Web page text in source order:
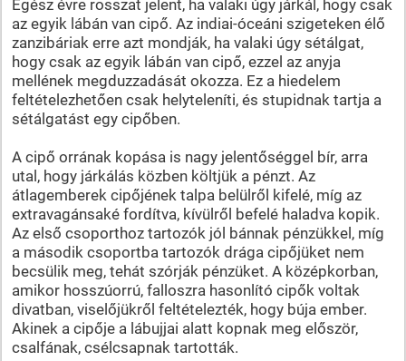
Egész évre rosszat jelent, ha valaki úgy járkál, hogy csak
az egyik lábán van cipő. Az indiai-óceáni szigeteken élő
zanzibáriak erre azt mondják, ha valaki úgy sétálgat,
hogy csak az egyik lábán van cipő, ezzel az anyja
mellének megduzzadását okozza. Ez a hiedelem
feltételezhetően csak helyteleníti, és stupidnak tartja a
sétálgatást egy cipőben.
A cipő orrának kopása is nagy jelentőséggel bír, arra
utal, hogy járkálás közben költjük a pénzt. Az
átlagemberek cipőjének talpa belülről kifelé, míg az
extravagánsaké fordítva, kívülről befelé haladva kopik.
Az első csoporthoz tartozók jól bánnak pénzükkel, míg
a második csoportba tartozók drága cipőjüket nem
becsülik meg, tehát szórják pénzüket. A középkorban,
amikor hosszúorrú, falloszra hasonlító cipők voltak
divatban, viselőjükről feltételezték, hogy búja ember.
Akinek a cipője a lábujjai alatt kopnak meg először,
csalfának, csélcsapnak tartották.